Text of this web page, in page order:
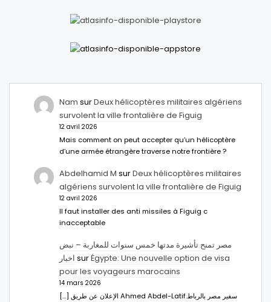
Nam surDeux hélicoptères militaires algériens
survolent la ville frontalière de Figuig
12 avril 2026
Mais comment on peut accepter qu’un hélicoptère
d’une armée étrangère traverse notre frontière ?
Abdelhamid M surDeux hélicoptères militaires
algériens survolent la ville frontalière de Figuig
12 avril 2026
Il faut installer des anti missiles à Figuig c
inacceptable
مصر تمنح تأشيرة مدتها خمس سنوات للمغاربة – نبض
اخبار surÉgypte: Une nouvelle option de visa
pour les voyageurs marocains
14 mars 2026
[…] الإعلان عن طريق Ahmed Abdel-Latifسفير مصر بالرباط.